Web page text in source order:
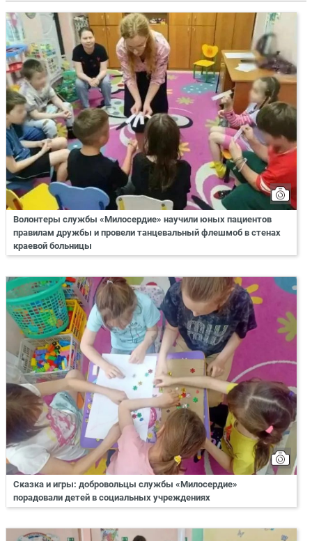
Волонтеры службы «Милосердие» научили юных пациентов
правилам дружбы и провели танцевальный флешмоб в стенах
краевой больницы
Сказка и игры: добровольцы службы «Милосердие»
порадовали детей в социальных учреждениях